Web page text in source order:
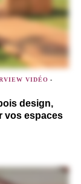
VIDÉO -
design,
vos espaces